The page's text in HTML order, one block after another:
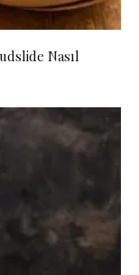
Nasıl